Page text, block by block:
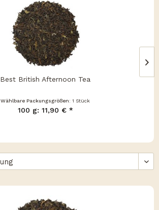
Best British Afternoon Tea
Wählbare Packungsgrößen: 1 Stück
100 g: 11,90 € *